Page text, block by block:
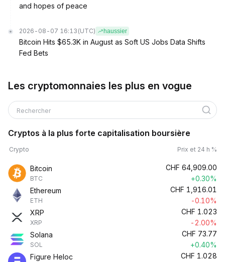
and hopes of peace
2026-08-07 16:13 (UTC) haussier
Bitcoin Hits $65.3K in August as Soft US Jobs Data Shifts
Fed Bets
Les cryptomonnaies les plus en vogue
Rechercher
Cryptos à la plus forte capitalisation boursière
Crypto Prix et 24 h %
Bitcoin
BTC
CHF 64,909.00
+0.30%
Ethereum
ETH
CHF 1,916.01
-0.10%
XRP
XRP
CHF 1.023
-2.00%
Solana
SOL
CHF 73.77
+0.40%
Figure Heloc
CHF 1.028